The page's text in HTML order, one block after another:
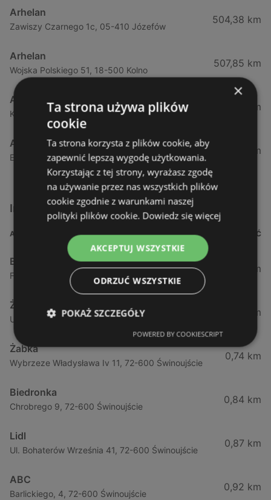
Arhelan
Zawiszy Czarnego 1c, 05-410 Józefów
504,38 km
Arhelan
Wojska Polskiego 51, 18-500 Kolno
507,85 km
Arhelan
Kolejowa 18, 05-074 Hipolitów
508,96 km
Arhelan
Ełcka 4, 19-330 Stare Juchy
518,02 km
Inne sklepy Supermarkety w pobliżu
ADRES ODLEGŁOŚĆ
Biedronka
Fińska 4, 72-602 Świnoujście
0,23 km
Żabka
Ul. Barlickiego 4d / 2, 72-602 Świnoujście
0,64 km
Żabka
Wybrzeze Władysława Iv 11, 72-600 Świnoujście
0,74 km
Biedronka
Chrobrego 9, 72-600 Świnoujście
0,84 km
Lidl
Ul. Bohaterów Września 41, 72-600 Świnoujście
0,87 km
ABC
Barlickiego, 4, 72-600 Świnoujście
0,92 km
×
Ta strona używa plików
cookie
Ta strona korzysta z plików cookie, aby
zapewnić lepszą wygodę użytkowania.
Korzystając z tej strony, wyrażasz zgodę
na używanie przez nas wszystkich plików
cookie zgodnie z warunkami naszej
polityki plików cookie. Dowiedz się więcej
AKCEPTUJ WSZYSTKIE
ODRZUĆ WSZYSTKIE
POKAŻ SZCZEGÓŁY
POWERED BY COOKIESCRIPT